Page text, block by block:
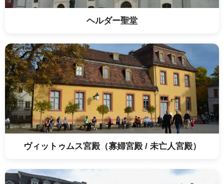
ヘルダー聖堂
ヴィットゥムス宮殿（寡婦宮殿 / 未亡人宮殿）